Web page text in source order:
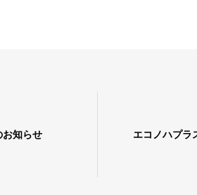
お知らせ エコノハプラ